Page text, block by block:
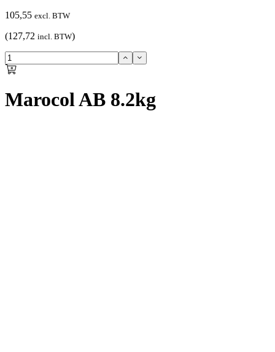
105,55 excl. BTW
(127,72 incl. BTW)
Marocol AB 8.2kg